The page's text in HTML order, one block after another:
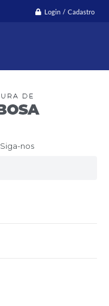
Login / Cadastro
Siga-nos